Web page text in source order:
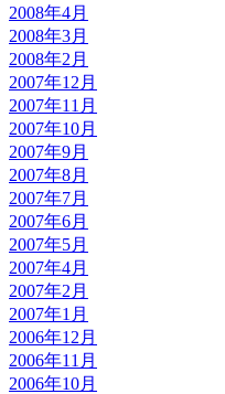
2008年4月
2008年3月
2008年2月
2007年12月
2007年11月
2007年10月
2007年9月
2007年8月
2007年7月
2007年6月
2007年5月
2007年4月
2007年2月
2007年1月
2006年12月
2006年11月
2006年10月